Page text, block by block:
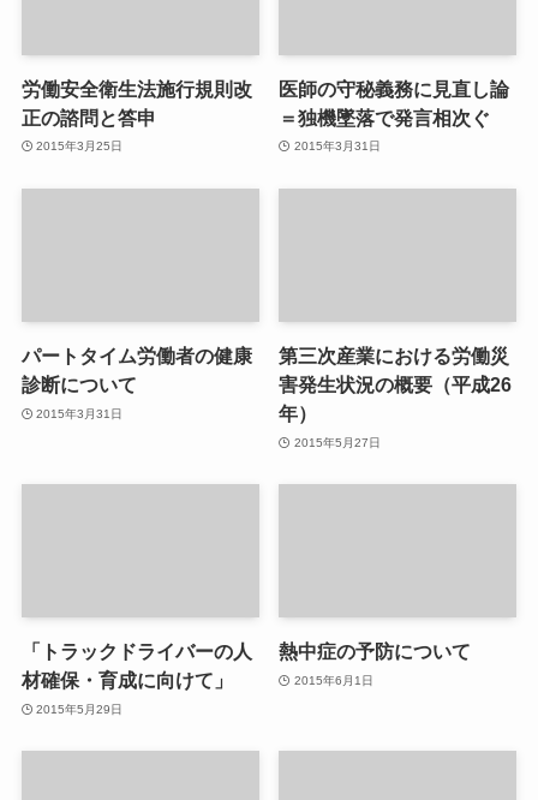
労働安全衛生法施行規則改
正の諮問と答申
2015年3月25日
医師の守秘義務に見直し論
＝独機墜落で発言相次ぐ
2015年3月31日
パートタイム労働者の健康
診断について
2015年3月31日
第三次産業における労働災
害発生状況の概要（平成26
年）
2015年5月27日
「トラックドライバーの人
材確保・育成に向けて」
2015年5月29日
熱中症の予防について
2015年6月1日